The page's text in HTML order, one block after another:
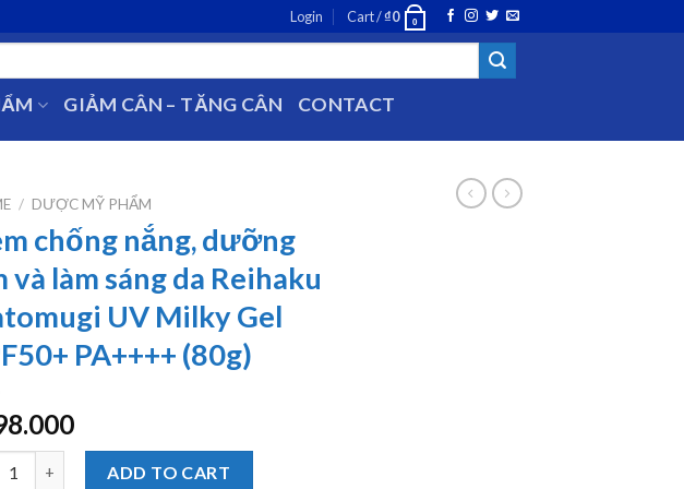
Login Cart /₫0 0
GIẢM CÂN – TĂNG CÂN CONTACT
/ DƯỢC MỸ PHẨM
chống nắng, dưỡng
và làm sáng da Reihaku
UV Milky Gel
PA++++ (80g)
ADD TO CART